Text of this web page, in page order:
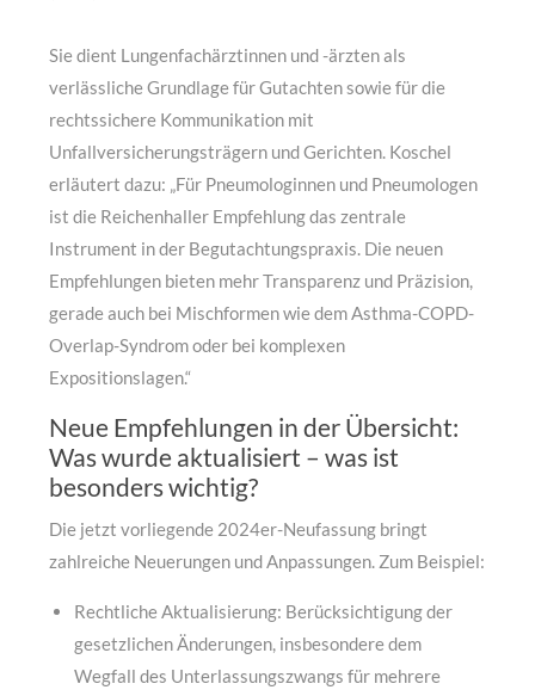
Sie dient Lungenfachärztinnen und -ärzten als
verlässliche Grundlage für Gutachten sowie für die
rechtssichere Kommunikation mit
Unfallversicherungsträgern und Gerichten. Koschel
erläutert dazu: „Für Pneumologinnen und Pneumologen
ist die Reichenhaller Empfehlung das zentrale
Instrument in der Begutachtungspraxis. Die neuen
Empfehlungen bieten mehr Transparenz und Präzision,
gerade auch bei Mischformen wie dem Asthma-COPD-
Overlap-Syndrom oder bei komplexen
Expositionslagen.“
Neue Empfehlungen in der Übersicht:
Was wurde aktualisiert – was ist
besonders wichtig?
Die jetzt vorliegende 2024er-Neufassung bringt
zahlreiche Neuerungen und Anpassungen. Zum Beispiel:
Rechtliche Aktualisierung: Berücksichtigung der
gesetzlichen Änderungen, insbesondere dem
Wegfall des Unterlassungszwangs für mehrere